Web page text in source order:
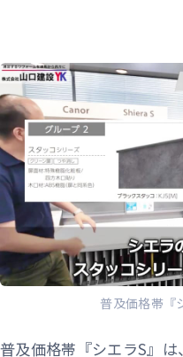
普及価格帯『
普及価格帯『シエラS』